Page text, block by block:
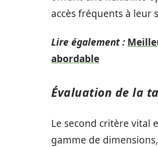
accès fréquents à leur
Lire également :
abordable
Évaluation de la
Le second critère vital
gamme de